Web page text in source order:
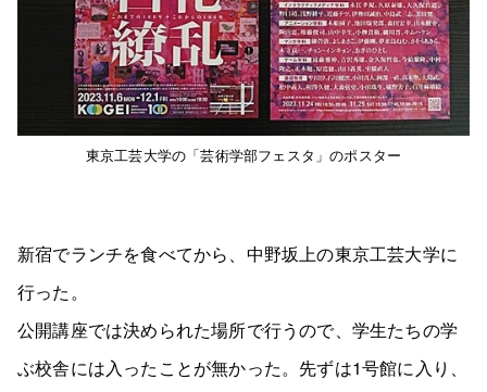
東京工芸大学の「芸術学部フェスタ」のポスター
新宿でランチを食べてから、中野坂上の東京工芸大学に
行った。
公開講座では決められた場所で行うので、学生たちの学
ぶ校舎には入ったことが無かった。先ずは1号館に入り、